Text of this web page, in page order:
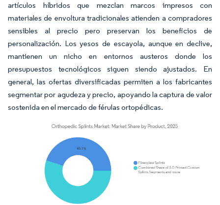
artículos híbridos que mezclan marcos impresos con
materiales de envoltura tradicionales atienden a compradores
sensibles al precio pero preservan los beneficios de
personalización. Los yesos de escayola, aunque en declive,
mantienen un nicho en entornos austeros donde los
presupuestos tecnológicos siguen siendo ajustados. En
general, las ofertas diversificadas permiten a los fabricantes
segmentar por agudeza y precio, apoyando la captura de valor
sostenida en el mercado de férulas ortopédicas.